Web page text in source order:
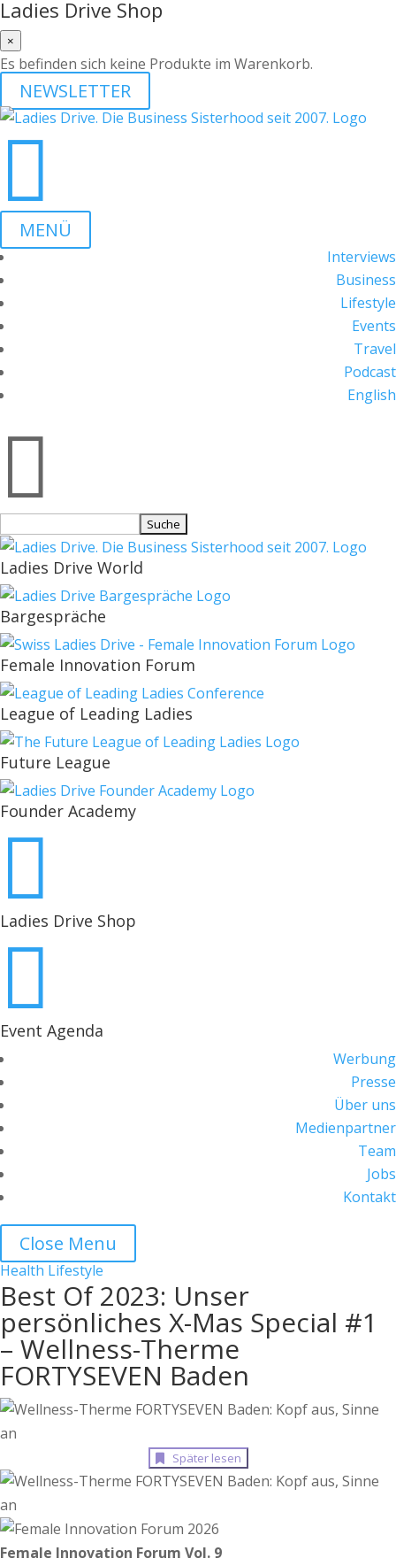
Ladies Drive Shop
×
Es befinden sich keine Produkte im Warenkorb.
NEWSLETTER

MENÜ
Interviews
Business
Lifestyle
Events
Travel
Podcast
English

nach:
Ladies Drive World
Bargespräche
Female Innovation Forum
League of Leading Ladies
Future League
Founder Academy

Ladies Drive Shop

Event Agenda
Werbung
Presse
Über uns
Medienpartner
Team
Jobs
Kontakt
Close Menu
Health Lifestyle
Best Of 2023: Unser
persönliches X-Mas Special #1
– Wellness-Therme
FORTYSEVEN Baden
Später lesen
Female Innovation Forum Vol. 9